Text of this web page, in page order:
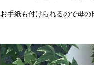
お手紙も付けられるので母